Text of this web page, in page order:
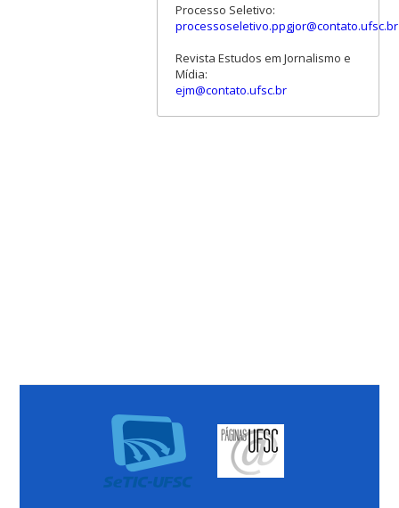
Processo Seletivo:
processoseletivo.ppgjor@contato.ufsc.br
Revista Estudos em Jornalismo e
Mídia:
ejm@contato.ufsc.br